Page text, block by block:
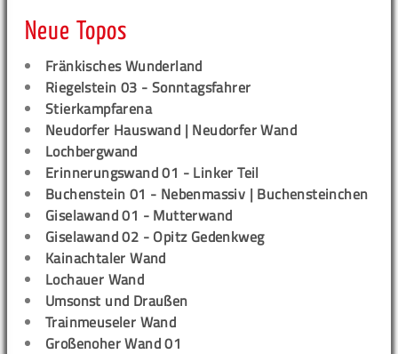
Neue Topos
Fränkisches Wunderland
Riegelstein 03 - Sonntagsfahrer
Stierkampfarena
Neudorfer Hauswand | Neudorfer Wand
Lochbergwand
Erinnerungswand 01 - Linker Teil
Buchenstein 01 - Nebenmassiv | Buchensteinchen
Giselawand 01 - Mutterwand
Giselawand 02 - Opitz Gedenkweg
Kainachtaler Wand
Lochauer Wand
Umsonst und Draußen
Trainmeuseler Wand
Großenoher Wand 01